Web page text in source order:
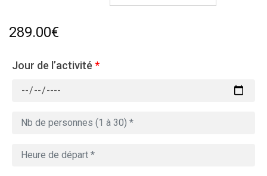
289.00€
Jour de l’activité *